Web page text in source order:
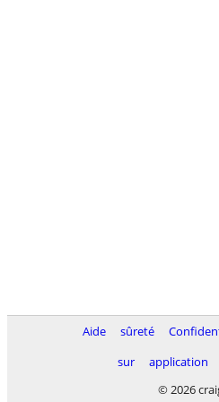
Aide sûreté
sur
application
© 2026